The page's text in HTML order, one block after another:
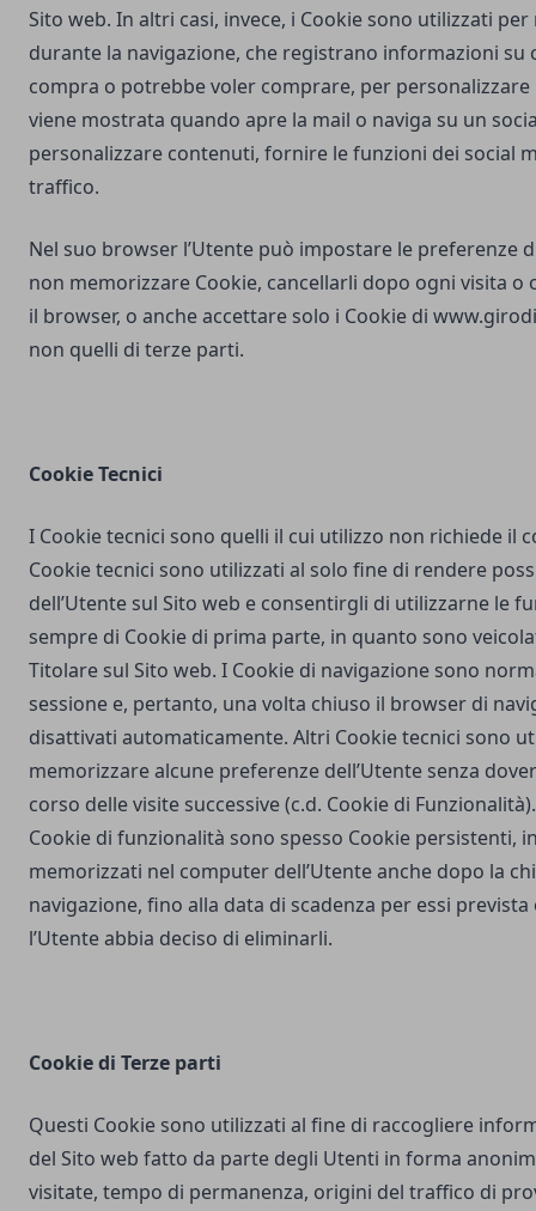
Sito web. In altri casi, invece, i Cookie sono utilizzati
durante la navigazione, che registrano informazioni su
compra o potrebbe voler comprare, per
viene mostrata quando apre la mail o naviga su un
personalizzare contenuti, fornire le funzioni dei social
traffico.
Nel suo browser l’Utente può impostare le preferenze
non memorizzare Cookie, cancellarli dopo ogni visita o
il browser, o anche accettare solo i Cookie di
non quelli di terze parti.
Cookie Tecnici
I Cookie tecnici sono quelli il cui utilizzo non richiede il
Cookie tecnici sono utilizzati al solo fine di rendere
dell’Utente sul Sito web e consentirgli di utilizzarne le
sempre di Cookie di prima parte, in quanto sono
Titolare sul Sito web. I Cookie di navigazione sono
sessione e, pertanto, una volta chiuso il browser di
disattivati automaticamente. Altri Cookie tecnici sono
memorizzare alcune preferenze dell’Utente senza
corso delle visite successive (c.d. Cookie di
Cookie di funzionalità sono spesso Cookie persistenti,
memorizzati nel computer dell’Utente anche dopo la
navigazione, fino alla data di scadenza per essi
l’Utente abbia deciso di eliminarli.
Cookie di Terze parti
Questi Cookie sono utilizzati al fine di raccogliere
del Sito web fatto da parte degli Utenti in forma
visitate, tempo di permanenza, origini del traffico di